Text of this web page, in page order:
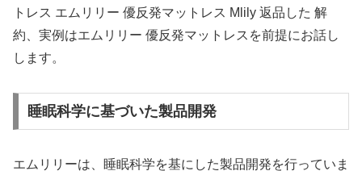
トレス エムリリー 優反発マットレス Mlily 返品した 解
約、実例はエムリリー 優反発マットレスを前提にお話し
します。
睡眠科学に基づいた製品開発
エムリリーは、睡眠科学を基にした製品開発を行っていま